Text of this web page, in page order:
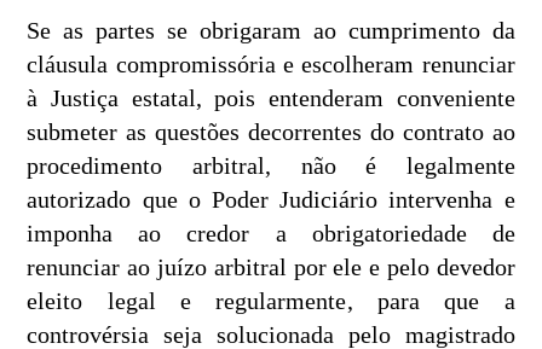
Se as partes se obrigaram ao cumprimento da
cláusula compromissória e escolheram renunciar
à Justiça estatal, pois entenderam conveniente
submeter as questões decorrentes do contrato ao
procedimento arbitral, não é legalmente
autorizado que o Poder Judiciário intervenha e
imponha ao credor a obrigatoriedade de
renunciar ao juízo arbitral por ele e pelo devedor
eleito legal e regularmente, para que a
controvérsia seja solucionada pelo magistrado